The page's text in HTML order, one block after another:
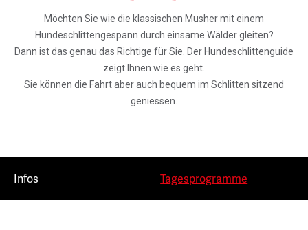
Möchten Sie wie die klassischen Musher mit einem
Hundeschlittengespann durch einsame Wälder gleiten?
Dann ist das genau das Richtige für Sie. Der Hundeschlittenguide
zeigt Ihnen wie es geht.
Sie können die Fahrt aber auch bequem im Schlitten sitzend
geniessen.
Infos Tagesprogramme